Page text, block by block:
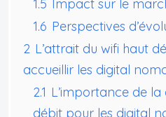
1.5 Impact sur le
1.6 Perspectives
2 L’attrait du wifi haut
accueillir les digital
2.1 L’importance de
débit pour les digital